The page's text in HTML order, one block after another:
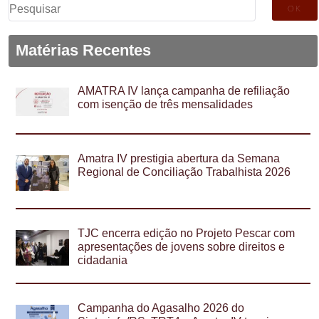
Pesquisar
por:
Matérias Recentes
AMATRA IV lança campanha de refiliação
com isenção de três mensalidades
Amatra IV prestigia abertura da Semana
Regional de Conciliação Trabalhista 2026
TJC encerra edição no Projeto Pescar com
apresentações de jovens sobre direitos e
cidadania
Campanha do Agasalho 2026 do